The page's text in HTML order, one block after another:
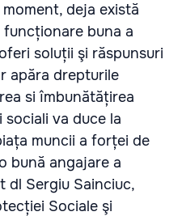
deja există
buna a
soluții şi răspunsuri
apăra drepturile
si îmbunătățirea
va duce la
muncii a forței de
bună angajare a
dl Sergiu Sainciuc,
Sociale şi